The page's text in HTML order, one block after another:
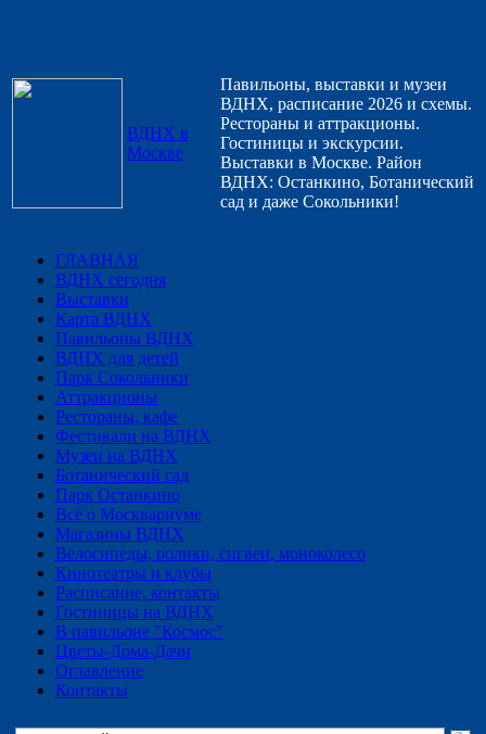
ВДНХ в
Москве
Павильоны, выставки и музеи
ВДНХ, расписание 2026 и схемы.
Рестораны и аттракционы.
Гостиницы и экскурсии.
Выставки в Москве. Район
ВДНХ: Останкино, Ботанический
сад и даже Сокольники!
ГЛАВНАЯ
ВДНХ сегодня
Выставки
Карта ВДНХ
Павильоны ВДНХ
ВДНХ для детей
Парк Сокольники
Аттракционы
Рестораны, кафе
Фестивали на ВДНХ
Музеи на ВДНХ
Ботанический сад
Парк Останкино
Всё о Москвариуме
Магазины ВДНХ
Велосипеды, ролики, сигвеи, моноколесо
Кинотеатры и клубы
Расписание, контакты
Гостиницы на ВДНХ
В павильоне "Космос"
Цветы-Дома-Дачи
Оглавление
Контакты